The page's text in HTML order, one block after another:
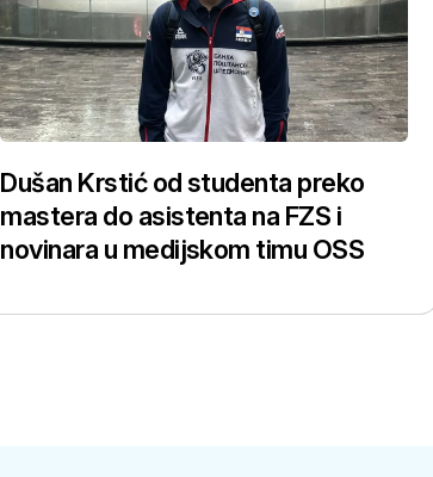
Dušan Krstić od studenta preko
mastera do asistenta na FZS i
novinara u medijskom timu OSS